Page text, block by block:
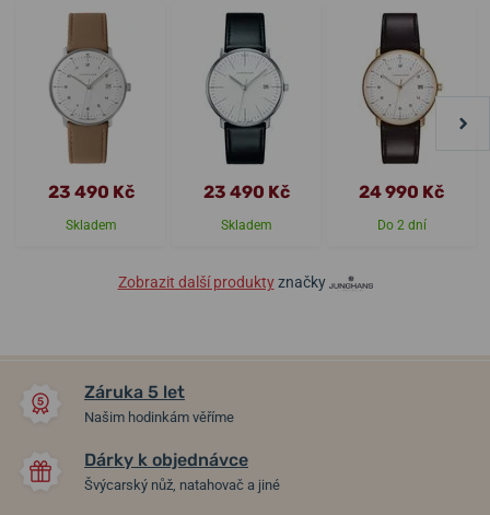
23 490 Kč
Skladem
23 490 Kč
Skladem
24 990 Kč
Do 2 dní
Zobrazit další produktyznačky
Záruka 5 let
Našim hodinkám věříme
Dárky k objednávce
Švýcarský nůž, natahovač a jiné